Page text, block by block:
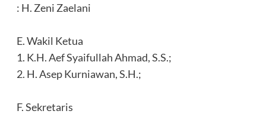
‎: H. Zeni Zaelani
‎E. Wakil Ketua
‎1. K.H. Aef Syaifullah Ahmad, S.S.;
‎2. H. Asep Kurniawan, S.H.;
‎F. Sekretaris